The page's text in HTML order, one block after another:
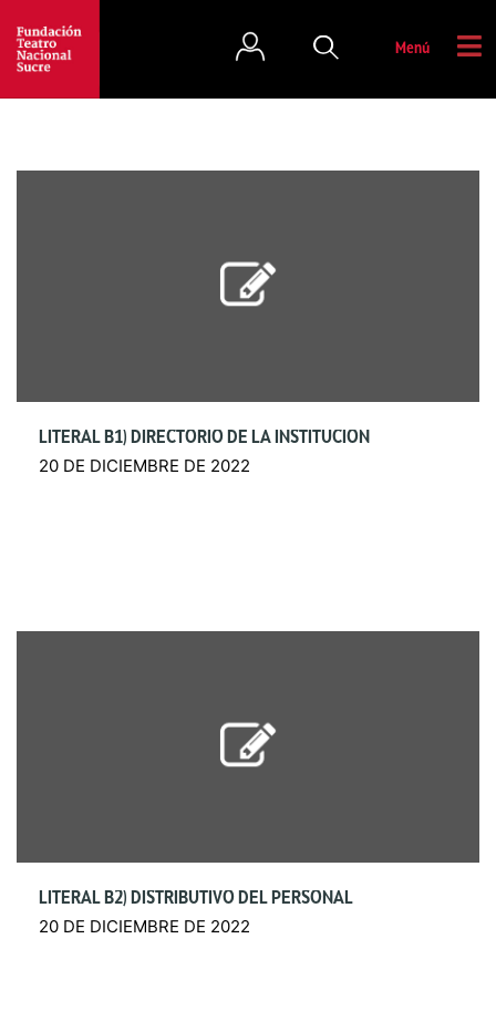
Menú
LITERAL B1) DIRECTORIO DE LA INSTITUCIÓN
20 DE DICIEMBRE DE 2022
LITERAL B2) DISTRIBUTIVO DEL PERSONAL
20 DE DICIEMBRE DE 2022